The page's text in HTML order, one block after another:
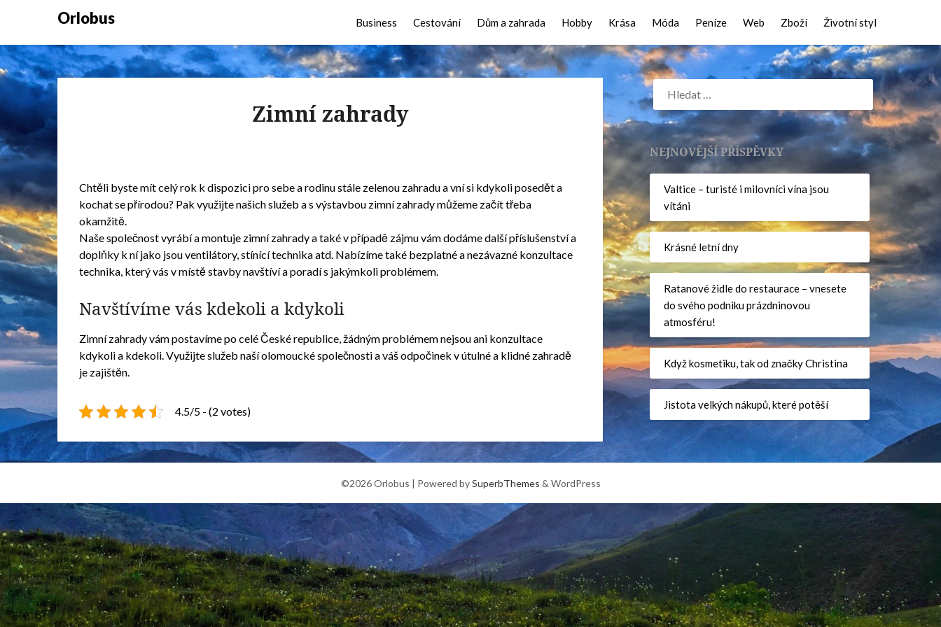
Orlobus Business Cestování Dům a zahrada Hobby Krása Móda Peníze Web Zboží Životní styl
Zimní zahrady
Chtěli byste mít celý rok k dispozici pro sebe a rodinu stále zelenou zahradu a vní si kdykoli posedět a
kochat se přírodou? Pak využijte našich služeb a s výstavbou zimní zahrady můžeme začít třeba
okamžitě.
Naše společnost vyrábí a montuje zimní zahradya také v případě zájmu vám dodáme další příslušenství a
doplňky k ní jako jsou ventilátory, stínící technika atd. Nabízíme také bezplatné a nezávazné konzultace
technika, který vás v místě stavby navštíví a poradí s jakýmkoli problémem.
Navštívíme vás kdekoli a kdykoli
Zimní zahrady vám postavíme po celé České republice, žádným problémem nejsou ani konzultace
kdykoli a kdekoli. Využijte služeb naší olomoucké společnosti a váš odpočinek v útulné a klidné zahradě
je zajištěn.
4.5/5 - (2 votes)
NEJNOVĚJŠÍ PŘÍSPĚVKY
Valtice – turisté i milovníci vína jsou
vítáni
Krásné letní dny
Ratanové židle do restaurace – vnesete
do svého podniku prázdninovou
atmosféru!
Když kosmetiku, tak od značky Christina
Jistota velkých nákupů, které potěší
©2026 Orlobus | Powered bySuperbThemes & WordPress